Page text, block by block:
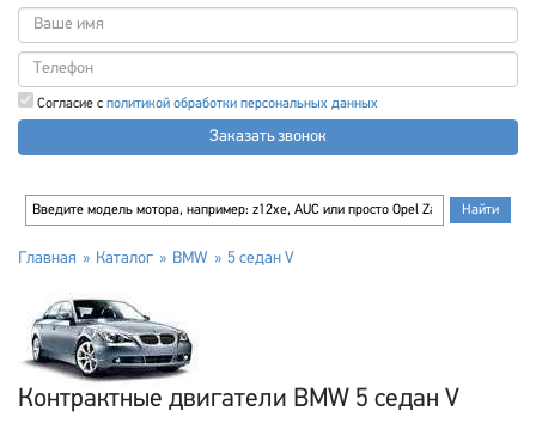
Согласие с политикой обработки персональных данных
Заказать звонок
Главная Каталог BMW 5 седан V
Контрактные двигатели BMW 5 седан V